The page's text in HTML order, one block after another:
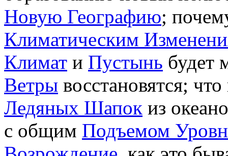
Новую Географию;
Климатическим
Климат и Пустынь будет
Ветры восстановятся;
Ледяных Шапок из
с общим Подъемом